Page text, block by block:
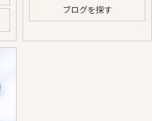
ブログを探す